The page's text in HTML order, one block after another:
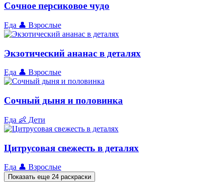
Сочное персиковое чудо
Еда 👤 Взрослые
Экзотический ананас в деталях
Еда 👤 Взрослые
Сочный дыня и половинка
Еда 👶 Дети
Цитрусовая свежесть в деталях
Еда 👤 Взрослые
Показать еще 24 раскраски